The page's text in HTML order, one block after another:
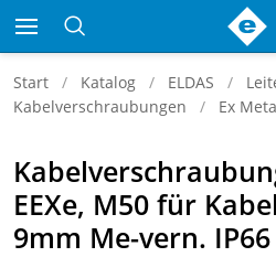
Start Katalog ELDAS
Kabelverschraubungen
Ex
EEXe, M50 für
9mm Me-vern. IP66